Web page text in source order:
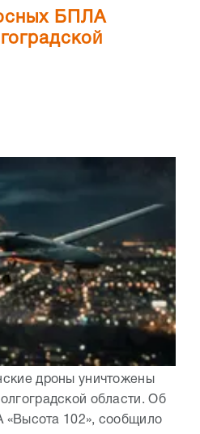
БПЛА
дроны уничтожены
области. Об
«Высота 102», сообщило